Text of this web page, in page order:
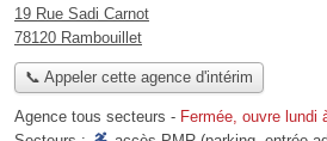
19 Rue Sadi Carnot
78120 Rambouillet
📞 Appeler cette agence d'intérim
Agence tous secteurs - Fermée, ouvre lundi